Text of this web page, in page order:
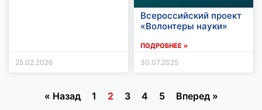
25.02.2026
Всероссийский проект
«Волонтеры науки»
ПОДРОБНЕЕ »
30.07.2025
« Назад 1 2 3 4 5 Вперед »